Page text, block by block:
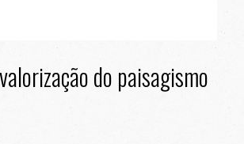
do paisagismo